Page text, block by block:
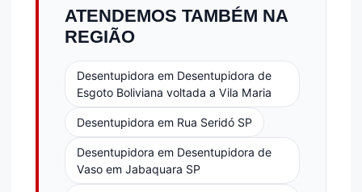
ATENDEMOS TAMBÉM NA
REGIÃO
Desentupidora em Desentupidora de
Esgoto Boliviana voltada a Vila Maria
Desentupidora em Rua Seridó SP
Desentupidora em Desentupidora de
Vaso em Jabaquara SP